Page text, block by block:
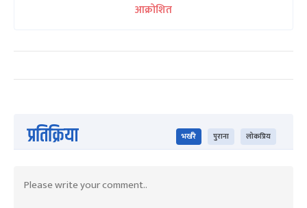
आक्रोशित
प्रतिक्रिया भर्खरै पुराना लोकप्रिय